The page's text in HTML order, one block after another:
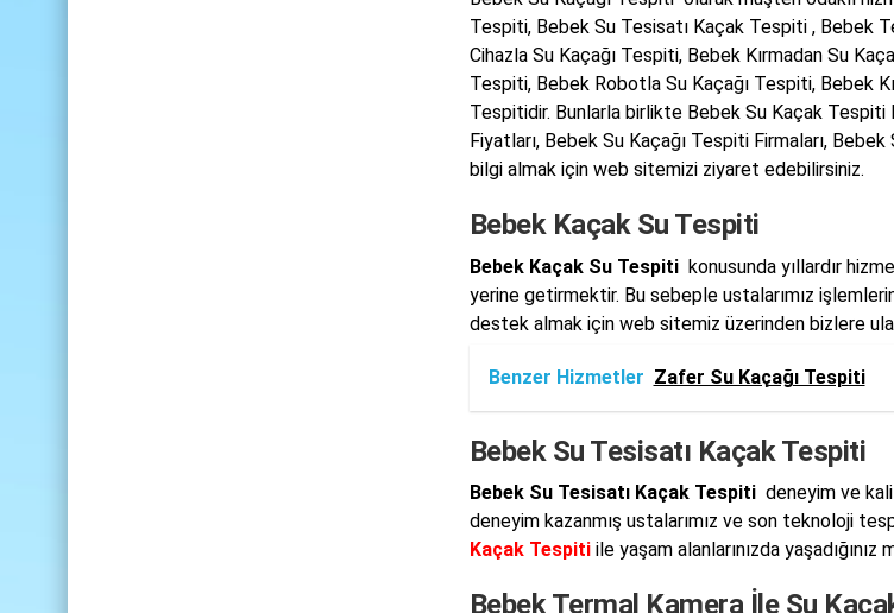
Tespiti, Bebek Su Tesisatı Kaçak Tespiti , Bebek
Cihazla Su Kaçağı Tespiti, Bebek Kırmadan Su
Tespiti, Bebek Robotla Su Kaçağı Tespiti, Bebek
Tespitidir. Bunlarla birlikte Bebek Su Kaçak Tespiti
Fiyatları, Bebek Su Kaçağı Tespiti Firmaları,
bilgi almak için web sitemizi ziyaret edebilirsiniz.
Bebek Kaçak Su Tespiti
Bebek Kaçak Su Tespitikonusunda yıllardır
yerine getirmektir. Bu sebeple ustalarımız
destek almak için web sitemiz üzerinden bizlere
Benzer Hizmetler Zafer Su Kaçağı Tespiti
Bebek Su Tesisatı Kaçak Tespiti
Bebek Su Tesisatı Kaçak Tespitideneyim ve
deneyim kazanmış ustalarımız ve son teknoloji
Kaçak Tespitiile yaşam alanlarınızda
Bebek Termal Kamera İle Su